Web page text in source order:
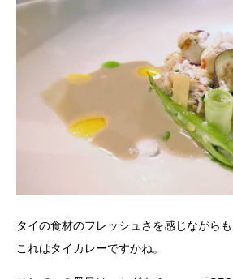
タイの食材のフレッシュさを感じながら
これはタイカレーですかね。